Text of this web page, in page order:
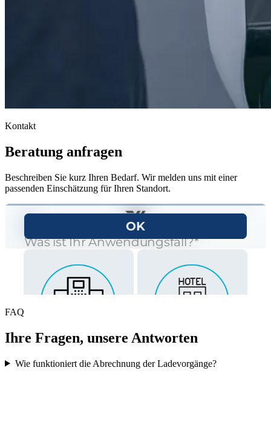
Kontakt
Beratung anfragen
Beschreiben Sie kurz Ihren Bedarf. Wir melden uns mit einer
passenden Einschätzung für Ihren Standort.
FAQ
Ihre Fragen, unsere Antworten
Wie funktioniert die Abrechnung der Ladevorgänge?